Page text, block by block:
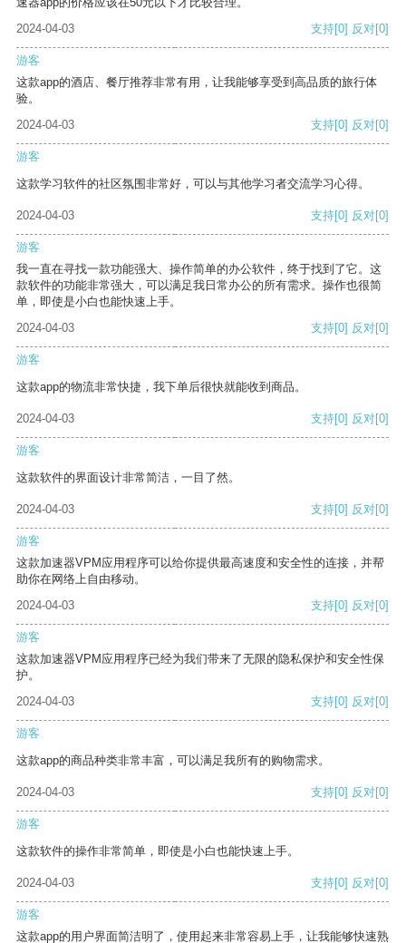
2024-04-03
支持[0] 反对[0]
游客
这款app的酒店、餐厅推荐非常有用，让我能够享受到高品质的旅行体
验。
2024-04-03
支持[0] 反对[0]
游客
这款学习软件的社区氛围非常好，可以与其他学习者交流学习心得。
2024-04-03 支持[0] 反对[0]
游客
我一直在寻找一款功能强大、操作简单的办公软件，终于找到了它。这
款软件的功能非常强大，可以满足我日常办公的所有需求。操作也很简
单，即使是小白也能快速上手。
2024-04-03
支持[0] 反对[0]
游客
这款app的物流非常快捷，我下单后很快就能收到商品。
2024-04-03 支持[0] 反对[0]
游客
这款软件的界面设计非常简洁，一目了然。
2024-04-03 支持[0] 反对[0]
游客
这款加速器VPM应用程序可以给你提供最高速度和安全性的连接，并帮
助你在网络上自由移动。
2024-04-03
支持[0] 反对[0]
游客
这款加速器VPM应用程序已经为我们带来了无限的隐私保护和安全性保
护。
2024-04-03
支持[0] 反对[0]
游客
这款app的商品种类非常丰富，可以满足我所有的购物需求。
2024-04-03 支持[0] 反对[0]
游客
这款软件的操作非常简单，即使是小白也能快速上手。
2024-04-03 支持[0] 反对[0]
游客
这款app的用户界面简洁明了，使用起来非常容易上手，让我能够快速熟